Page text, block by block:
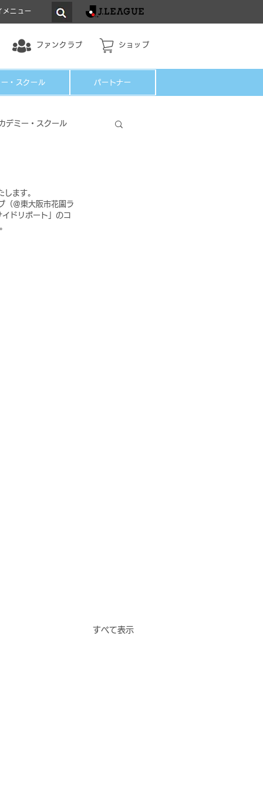
メニュー
ファンクラブ ショップ
・スクール パートナー
デミー・スクール
ます。
（＠東大阪市花園ラ
ドリポート」のコ
すべて表示